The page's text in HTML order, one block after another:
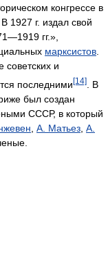
конгрессе в
В 1927 г. издал свой
гг.»,
марксистов.
советских и
последними [14]
. В
был создан
СССР, в который
А. Матьез А.